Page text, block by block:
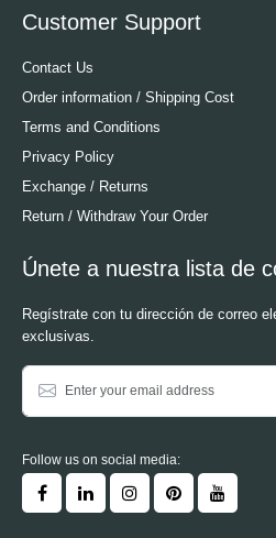
Customer Support
Contact Us
Order information / Shipping Cost
Terms and Conditions
Privacy Policy
Exchange / Returns
Return / Withdraw Your Order
Únete a nuestra lista de
Regístrate con tu dirección de correo
exclusivas.
Follow us on social media: